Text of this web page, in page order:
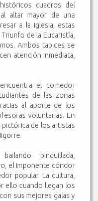
cuadros del
altar mayor de una
a la iglesia, estas
de la Eucaristía,
Ambos tapices se
atención inmediata,
el comedor
de las zonas
al aporte de los
voluntarias. En
pictórica de los artistas
pinquillada,
el imponente cóndor
popular. La cultura,
ello cuando llegan los
sus mejores galas y